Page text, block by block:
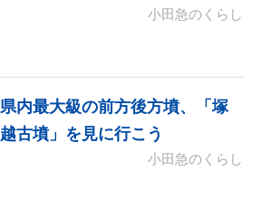
小田急のくらし
県内最大級の前方後方墳、「塚
越古墳」を見に行こう
小田急のくらし